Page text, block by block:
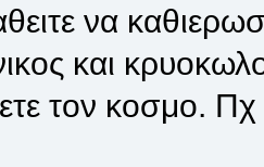
να
και
τον κοσμο. Πχ